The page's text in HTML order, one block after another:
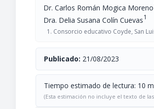
Dr. Carlos Román Mogica Moreno
Dra. Delia Susana Colín Cuevas1
Consorcio educativo Coyde, San
Publicado: 21/08/2023
Tiempo estimado de lectura: 10
(Esta estimación no incluye el texto de